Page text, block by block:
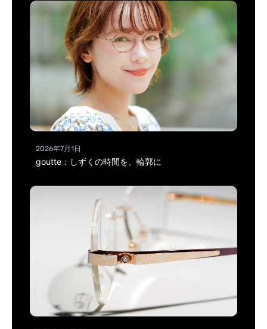
2026年7月1日
goutte：しずくの時間を、輪郭に